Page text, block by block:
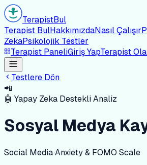
TerapistBul
Terapist BulHakkımızdaNasıl Çalışır
ZekaPsikolojik Testler
Terapist PaneliGiriş YapTerapist
Testlere Dön
📲
🤖 Yapay Zeka Destekli Analiz
Sosyal Medya
Social Media Anxiety & FOMO Scale